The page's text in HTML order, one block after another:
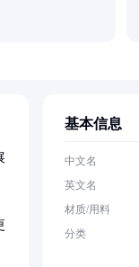
基本信息
中文名
英文名
材质/用料
分类